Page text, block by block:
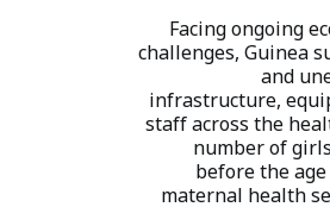
Facing ongoing
challenges, Guinea
and
infrastructure,
staff across the
number of
before the
maternal health